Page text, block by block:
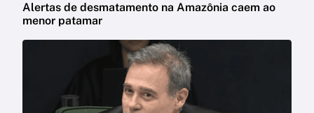
Alertas de desmatamento na Amazônia caem ao
menor patamar